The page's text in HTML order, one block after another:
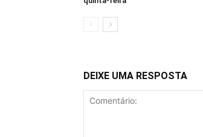
DEIXE UMA RESPOSTA